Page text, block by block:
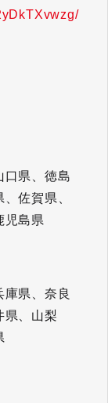
口県、徳島
佐賀県、
児島県
県、奈良
県、山梨